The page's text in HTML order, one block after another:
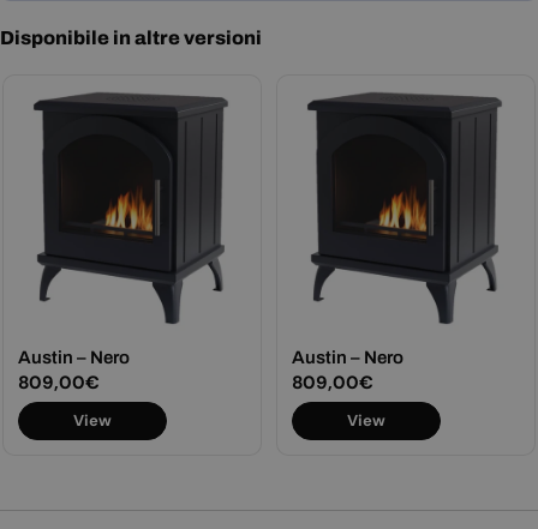
Disponibile in altre versioni
Austin – Nero
Prezzo
normale
809,00€
View
Austin – Nero
Prezzo
normale
809,00€
View